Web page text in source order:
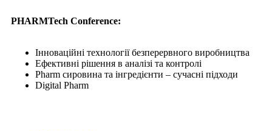
PHARMTech Сonference:
Інноваційні технології безперервного виробництва
Ефективні рішення в аналізі та контролі
Pharm сировина та інгредієнти – сучасні підходи
Digital Pharm